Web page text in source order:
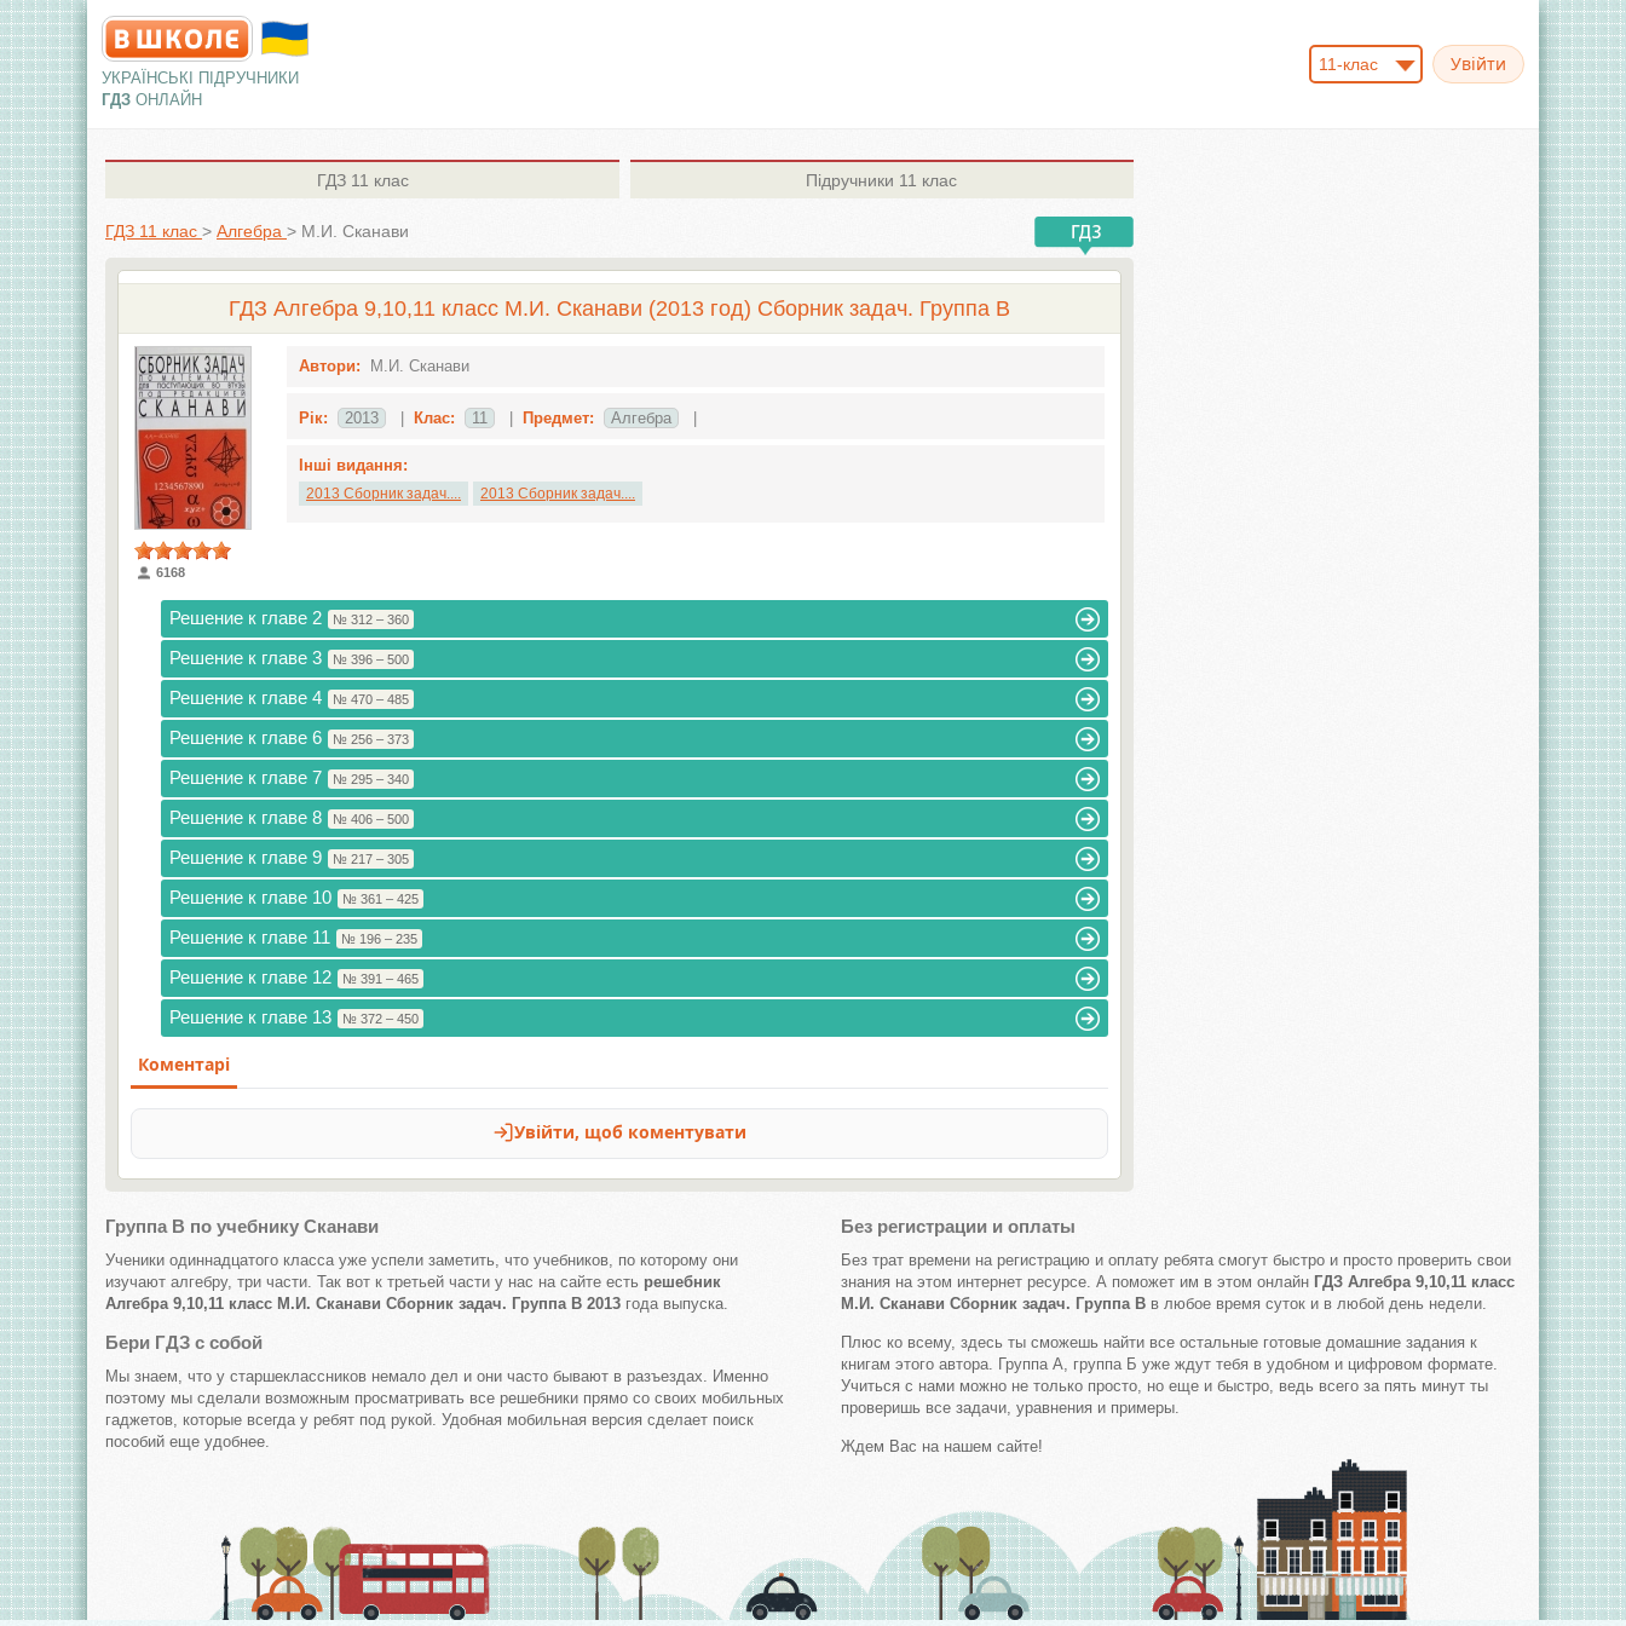
УКРАЇНСЬКІ ПІДРУЧНИКИ
ГДЗ ОНЛАЙН
11-клас
ГДЗ11 клас Підручники 11 клас
ГДЗ 11 клас > Алгебра > М.И. Сканави
ГДЗ Алгебра 9,10,11 класс М.И. Сканави (2013 год) Сборник задач. Группа В
6168
Автори: М.И. Сканави
Рік: 2013 Клас: 11 Предмет: Алгебра
Інші видання:
2013 Сборник задач.... 2013 Сборник задач....
Решение к главе 2 № 312 – 360
Решение к главе 3 № 396 – 500
Решение к главе 4 № 470 – 485
Решение к главе 6 № 256 – 373
Решение к главе 7 № 295 – 340
Решение к главе 8 № 406 – 500
Решение к главе 9 № 217 – 305
Решение к главе 10 № 361 – 425
Решение к главе 11 № 196 – 235
Решение к главе 12 № 391 – 465
Решение к главе 13 № 372 – 450
Группа В по учебнику Сканави
Ученики одиннадцатого класса уже успели заметить, что учебников, по которому они
изучают алгебру, три части. Так вот к третьей части у нас на сайте есть решебник
Алгебра 9,10,11 класс М.И. Сканави Сборник задач. Группа В 2013 года выпуска.
Бери ГДЗ с собой
Мы знаем, что у старшеклассников немало дел и они часто бывают в разъездах. Именно
поэтому мы сделали возможным просматривать все решебники прямо со своих мобильных
гаджетов, которые всегда у ребят под рукой. Удобная мобильная версия сделает поиск
пособий еще удобнее.
Без регистрации и оплаты
Без трат времени на регистрацию и оплату ребята смогут быстро и просто проверить свои
знания на этом интернет ресурсе. А поможет им в этом онлайн ГДЗ Алгебра 9,10,11 класс
М.И. Сканави Сборник задач. Группа В в любое время суток и в любой день недели.
Плюс ко всему, здесь ты сможешь найти все остальные готовые домашние задания к
книгам этого автора. Группа А, группа Б уже ждут тебя в удобном и цифровом формате.
Учиться с нами можно не только просто, но еще и быстро, ведь всего за пять минут ты
проверишь все задачи, уравнения и примеры.
Ждем Вас на нашем сайте!